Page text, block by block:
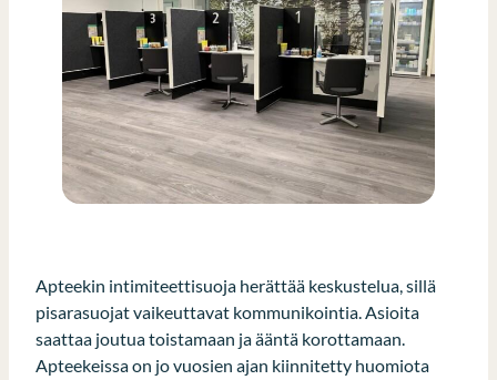
Apteekin intimiteettisuoja herättää keskustelua, sillä
pisarasuojat vaikeuttavat kommunikointia. Asioita
saattaa joutua toistamaan ja ääntä korottamaan.
Apteekeissa on jo vuosien ajan kiinnitetty huomiota